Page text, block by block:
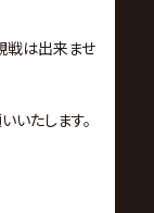
戦は出来ませ
いたします。